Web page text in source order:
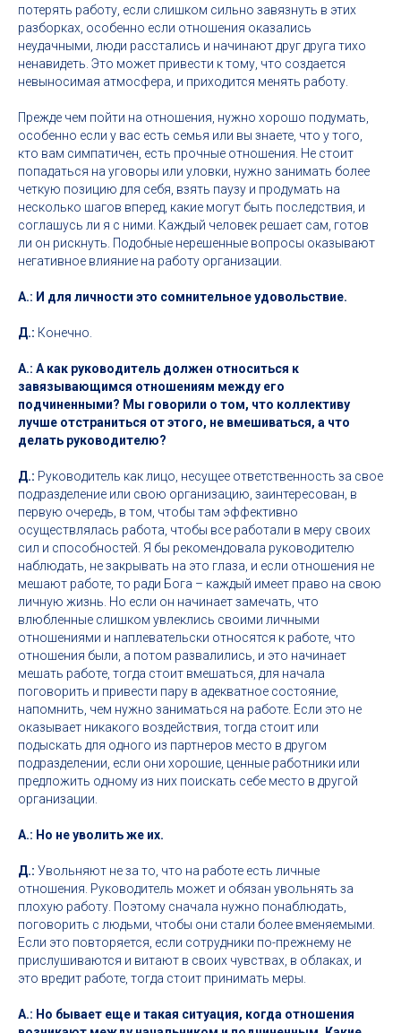
потерять работу, если слишком сильно завязнуть в этих
разборках, особенно если отношения оказались
неудачными, люди расстались и начинают друг друга тихо
ненавидеть. Это может привести к тому, что создается
невыносимая атмосфера, и приходится менять работу.
Прежде чем пойти на отношения, нужно хорошо подумать,
особенно если у вас есть семья или вы знаете, что у того,
кто вам симпатичен, есть прочные отношения. Не стоит
попадаться на уговоры или уловки, нужно занимать более
четкую позицию для себя, взять паузу и продумать на
несколько шагов вперед, какие могут быть последствия, и
соглашусь ли я с ними. Каждый человек решает сам, готов
ли он рискнуть. Подобные нерешенные вопросы оказывают
негативное влияние на работу организации.
А.: И для личности это сомнительное удовольствие.
Д.: Конечно.
А.: А как руководитель должен относиться к
завязывающимся отношениям между его
подчиненными? Мы говорили о том, что коллективу
лучше отстраниться от этого, не вмешиваться, а что
делать руководителю?
Д.: Руководитель как лицо, несущее ответственность за свое
подразделение или свою организацию, заинтересован, в
первую очередь, в том, чтобы там эффективно
осуществлялась работа, чтобы все работали в меру своих
сил и способностей. Я бы рекомендовала руководителю
наблюдать, не закрывать на это глаза, и если отношения не
мешают работе, то ради Бога – каждый имеет право на свою
личную жизнь. Но если он начинает замечать, что
влюбленные слишком увлеклись своими личными
отношениями и наплевательски относятся к работе, что
отношения были, а потом развалились, и это начинает
мешать работе, тогда стоит вмешаться, для начала
поговорить и привести пару в адекватное состояние,
напомнить, чем нужно заниматься на работе. Если это не
оказывает никакого воздействия, тогда стоит или
подыскать для одного из партнеров место в другом
подразделении, если они хорошие, ценные работники или
предложить одному из них поискать себе место в другой
организации.
А.: Но не уволить же их.
Д.: Увольняют не за то, что на работе есть личные
отношения. Руководитель может и обязан увольнять за
плохую работу. Поэтому сначала нужно понаблюдать,
поговорить с людьми, чтобы они стали более вменяемыми.
Если это повторяется, если сотрудники по-прежнему не
прислушиваются и витают в своих чувствах, в облаках, и
это вредит работе, тогда стоит принимать меры.
А.: Но бывает еще и такая ситуация, когда отношения